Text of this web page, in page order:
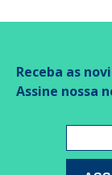
Receba as
Assine nossa